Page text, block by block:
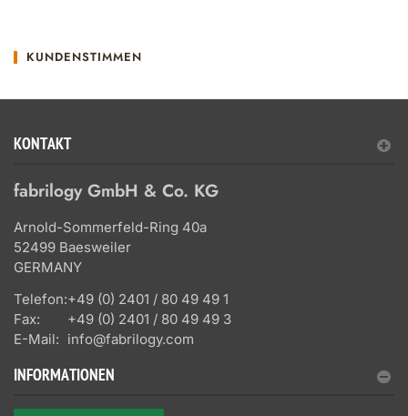
KUNDENSTIMMEN
KONTAKT
fabrilogy GmbH & Co. KG
Arnold-Sommerfeld-Ring 40a
52499 Baesweiler
GERMANY
Telefon:+49 (0) 2401 / 80 49 49 1
Fax:
+49 (0) 2401 / 80 49 49 3
E-Mail: info@fabrilogy.com
INFORMATIONEN